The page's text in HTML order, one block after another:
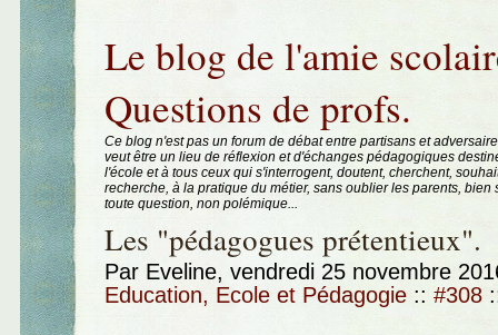
Le blog de l'amie
Questions de profs.
Ce blog n'est pas un forum de débat entre partisans et
veut être un lieu de réflexion et d'échanges pédagogiques
l'école et à tous ceux qui s'interrogent, doutent, cherchent,
recherche, à la pratique du métier, sans oublier les parents, bien
toute question, non polémique...
Les "pédagogues prétentieux".
Par Eveline, vendredi 25 novembre
Education, Ecole et Pédagogie :: #308